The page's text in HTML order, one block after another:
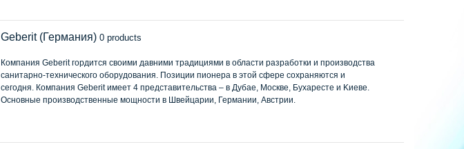
Geberit (Германия) 0 products
Компания Geberit гордится своими давними традициями в области разработки и производства
санитарно-технического оборудования. Позиции пионера в этой cфере сохраняются и
сегодня. Компания Geberit имеет 4 представительства – в Дубае, Москве, Бухаресте и Kиеве.
Основные производственные мощности в Швейцарии, Германии, Австрии.